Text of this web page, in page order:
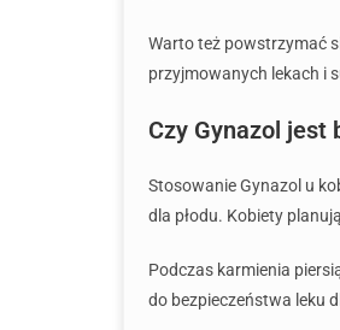
Warto też powstrzymać
przyjmowanych lekach i
Czy Gynazol jest
Stosowanie Gynazol u
dla płodu. Kobiety
Podczas karmienia
do bezpieczeństwa leku